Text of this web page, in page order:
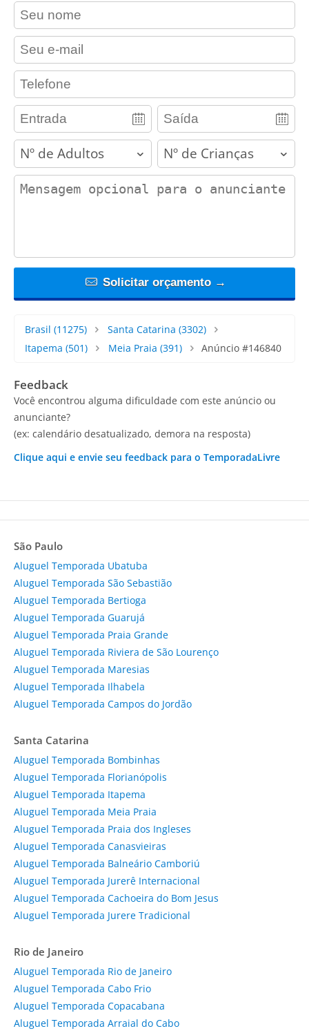
contact_name
contact_email
contact_phone
adults children
contact_message
Solicitar orçamento →
Brasil (11275) Santa Catarina (3302)
Itapema (501) Meia Praia (391) Anúncio #146840
Feedback
Você encontrou alguma dificuldade com este anúncio ou
anunciante?
(ex: calendário desatualizado, demora na resposta)
Clique aqui e envie seu feedback para o TemporadaLivre
São Paulo
Aluguel Temporada Ubatuba
Aluguel Temporada São Sebastião
Aluguel Temporada Bertioga
Aluguel Temporada Guarujá
Aluguel Temporada Praia Grande
Aluguel Temporada Riviera de São Lourenço
Aluguel Temporada Maresias
Aluguel Temporada Ilhabela
Aluguel Temporada Campos do Jordão
Santa Catarina
Aluguel Temporada Bombinhas
Aluguel Temporada Florianópolis
Aluguel Temporada Itapema
Aluguel Temporada Meia Praia
Aluguel Temporada Praia dos Ingleses
Aluguel Temporada Canasvieiras
Aluguel Temporada Balneário Camboriú
Aluguel Temporada Jurerê Internacional
Aluguel Temporada Cachoeira do Bom Jesus
Aluguel Temporada Jurere Tradicional
Rio de Janeiro
Aluguel Temporada Rio de Janeiro
Aluguel Temporada Cabo Frio
Aluguel Temporada Copacabana
Aluguel Temporada Arraial do Cabo